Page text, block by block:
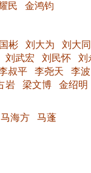
民 金鸿钧
彬 刘大为 刘大同
刘武宏 刘民怀 刘
叔平 李尧天 李波
岩 梁文博 金绍明
马海方 马蓬